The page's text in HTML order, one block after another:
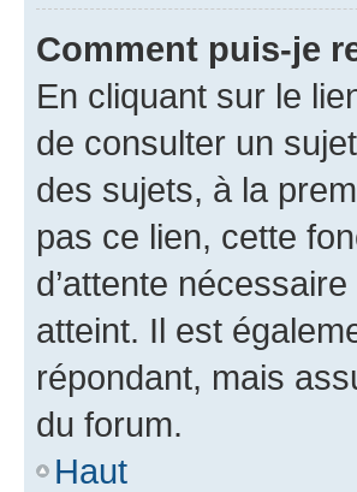
Comment puis-je
En cliquant sur le
de consulter un
des sujets, à la
pas ce lien, cette
d’attente
atteint. Il est
répondant, mais
du forum.
Haut